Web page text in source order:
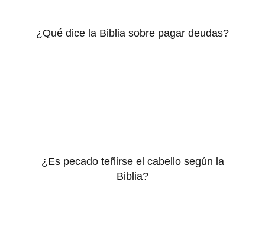
¿Qué dice la Biblia sobre pagar deudas?
¿Es pecado teñirse el cabello según la
Biblia?